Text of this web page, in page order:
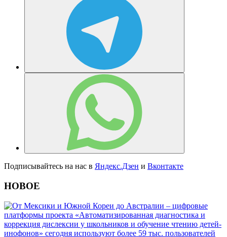
Подписывайтесь на нас в Яндекс.Дзен и Вконтакте
НОВОЕ